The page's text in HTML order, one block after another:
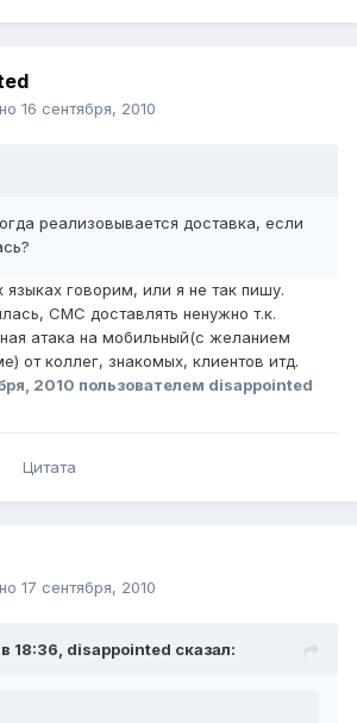
16 сентября, 2010
реализовывается доставка, если
говорим, или я не так пишу.
СМС доставлять ненужно т.к.
атака на мобильный(с желанием
от коллег, знакомых, клиентов итд.
2010 пользователем disappointed
Цитата
17 сентября, 2010
18:36, disappointed сказал: